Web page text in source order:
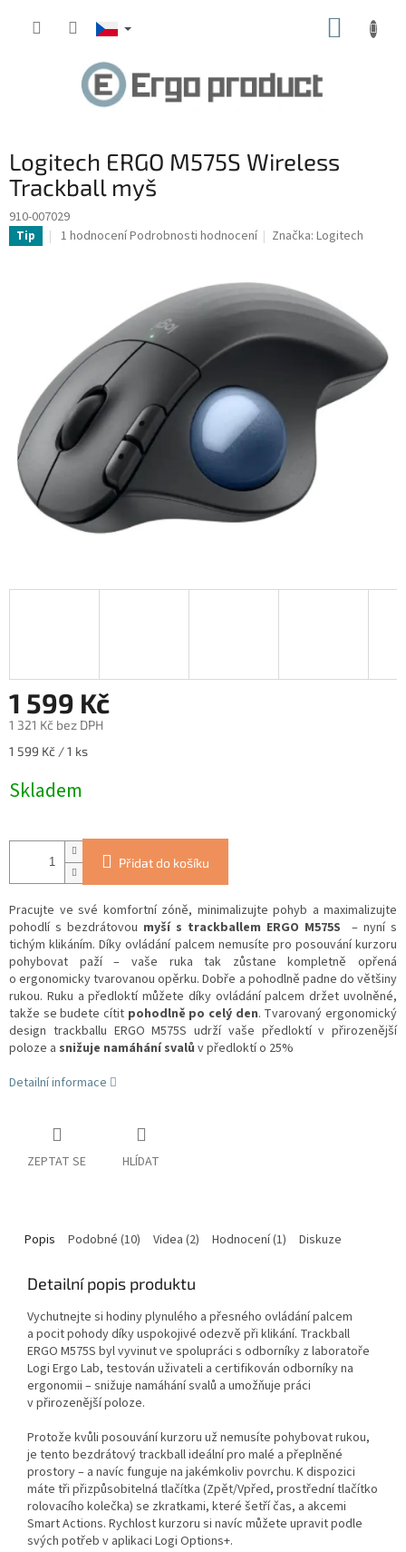
Logitech ERGO M575S Wireless
Trackball myš
910-007029
Tip
Průměrné
hvězdiček.
1 hodnoceníPodrobnosti hodnocení Značka:Logitech
1 599 Kč
1 321 Kč bez DPH
Měrná
1 599 Kč / 1 ks
Skladem
Přidat do košíku
Pracujte ve své komfortní zóně, minimalizujte pohyb a maximalizujte
pohodlí s bezdrátovou myší s trackballem ERGO M575S – nyní s
tichým klikáním. Díky ovládání palcem nemusíte pro posouvání kurzoru
pohybovat paží – vaše ruka tak zůstane kompletně opřená
o ergonomicky tvarovanou opěrku. Dobře a pohodlně padne do většiny
rukou. Ruku a předloktí můžete díky ovládání palcem držet uvolněné,
takže se budete cítit pohodlně po celý den. Tvarovaný ergonomický
design trackballu ERGO M575S udrží vaše předloktí v přirozenější
poloze a snižuje namáhání svalů v předloktí o 25%
Detailní informace
ZEPTAT SE HLÍDAT
Popis Podobné (10) Videa (2) Hodnocení (1) Diskuze
Detailní popis produktu
Vychutnejte si hodiny plynulého a přesného ovládání palcem
a pocit pohody díky uspokojivé odezvě při klikání. Trackball
ERGO M575S byl vyvinut ve spolupráci s odborníky z laboratoře
Logi Ergo Lab, testován uživateli a certifikován odborníky na
ergonomii – snižuje namáhání svalů a umožňuje práci
v přirozenější poloze.
Protože kvůli posouvání kurzoru už nemusíte pohybovat rukou,
je tento bezdrátový trackball ideální pro malé a přeplněné
prostory – a navíc funguje na jakémkoliv povrchu. K dispozici
máte tři přizpůsobitelná tlačítka (Zpět/Vpřed, prostřední tlačítko
rolovacího kolečka) se zkratkami, které šetří čas, a akcemi
Smart Actions. Rychlost kurzoru si navíc můžete upravit podle
svých potřeb v aplikaci Logi Options+.